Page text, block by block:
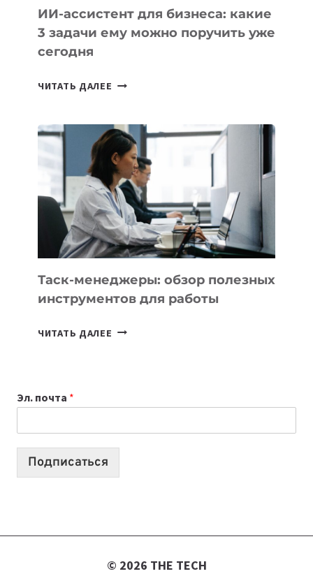
ИИ-ассистент для бизнеса: какие
3 задачи ему можно поручить уже
сегодня
ЧИТАТЬ ДАЛЕЕ ИИ-
БИЗНЕСА:
КАКИЕ
3
ЗАДАЧИ
ЕМУ
МОЖНО
ПОРУЧИТЬ
УЖЕ
Таск-менеджеры: обзор полезных
инструментов для работы
ЧИТАТЬ ДАЛЕЕ ТАСК-
РАБОТЫ
Эл. почта *
Подписаться
© 2026 THE TECH